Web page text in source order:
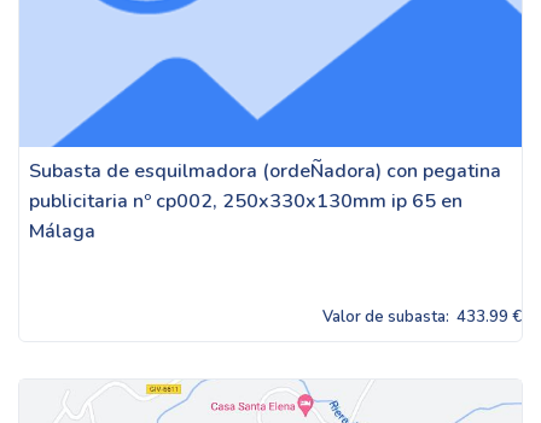
Subasta de esquilmadora (ordeÑadora) con pegatina
publicitaria nº cp002, 250x330x130mm ip 65 en
Málaga
Valor de subasta: 433.99 €